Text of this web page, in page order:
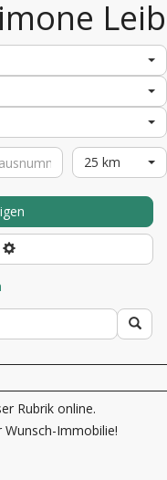
Leib
25 km
Rubrik online.
Wunsch-Immobilie!